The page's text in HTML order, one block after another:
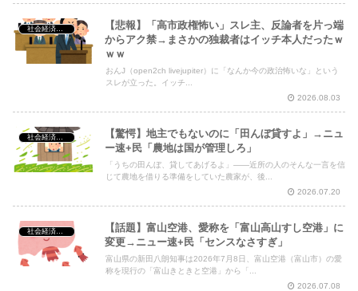
【悲報】「高市政権怖い」スレ主、反論者を片っ端
からアク禁→まさかの独裁者はイッチ本人だったｗ
ｗｗ
おんJ（open2ch livejupiter）に「なんか今の政治怖いな」という
スレが立った。イッチ...
2026.08.03
【驚愕】地主でもないのに「田んぼ貸すよ」→ニュ
ー速+民「農地は国が管理しろ」
「うちの田んぼ、貸してあげるよ」——近所の人のそんな一言を信
じて農地を借りる準備をしていた農家が、後...
2026.07.20
【話題】富山空港、愛称を「富山高山すし空港」に
変更→ニュー速+民「センスなさすぎ」
富山県の新田八朗知事は2026年7月8日、富山空港（富山市）の愛
称を現行の「富山きときと空港」から「...
2026.07.08